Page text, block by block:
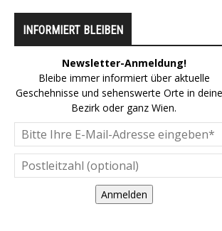
INFORMIERT BLEIBEN
Newsletter-Anmeldung!
Bleibe immer informiert über aktuelle
Geschehnisse und sehenswerte Orte in
Bezirk oder ganz Wien.
Anmelden